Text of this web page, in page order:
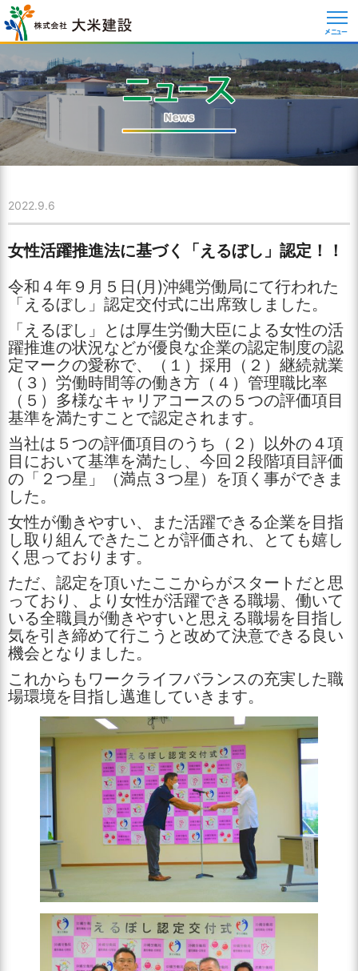
メニュー
2022.9.6
女性活躍推進法に基づく「えるぼし」認定！！
令和４年９月５日(月)沖縄労働局にて行われた
「えるぼし」認定交付式に出席致しました。
「えるぼし」とは厚生労働大臣による女性の活
躍推進の状況などが優良な企業の認定制度の認
定マークの愛称で、（１）採用（２）継続就業
（３）労働時間等の働き方（４）管理職比率
（５）多様なキャリアコースの５つの評価項目
基準を満たすことで認定されます。
当社は５つの評価項目のうち（２）以外の４項
目において基準を満たし、今回２段階項目評価
の「２つ星」（満点３つ星）を頂く事ができま
した。
女性が働きやすい、また活躍できる企業を目指
し取り組んできたことが評価され、とても嬉し
く思っております。
ただ、認定を頂いたここからがスタートだと思
っており、より女性が活躍できる職場、働いて
いる全職員が働きやすいと思える職場を目指し
気を引き締めて行こうと改めて決意できる良い
機会となりました。
これからもワークライフバランスの充実した職
場環境を目指し邁進していきます。